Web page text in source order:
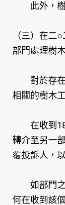
此外，樹
（三）在二
部門處理樹
對於存在
相關的樹木
在收到
轉介至另一
覆投訴人，
如部門之
何在收到該